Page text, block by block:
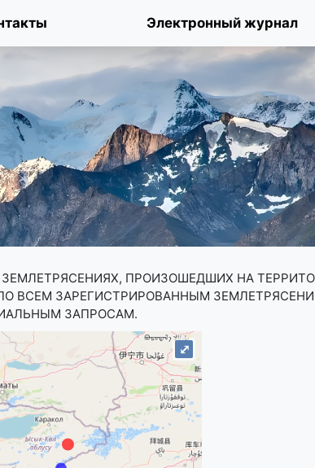
Электронный журнал
ПРОИЗОШЕДШИХ НА
ВСЕМ ЗАРЕГИСТРИРОВАННЫМ
ЗАПРОСАМ.
⤢
⤢